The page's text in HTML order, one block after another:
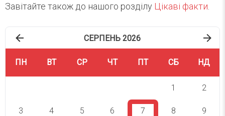
Завітайте також до нашого розділу Цікаві факти
СЕРПЕНЬ 2026
ПН ВТ СР ЧТ ПТ СБ НД
1 2
3 4 5 6 7 8 9